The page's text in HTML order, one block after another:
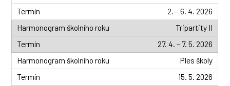
2. – 6. 4. 2026
Tripartity II
27. 4. – 7. 5. 2026
Ples školy
15. 5. 2026